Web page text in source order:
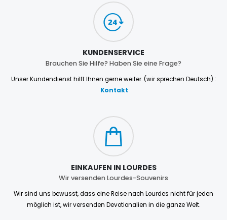
KUNDENSERVICE
Brauchen Sie Hilfe? Haben Sie eine Frage?
Unser Kundendienst hilft Ihnen gerne weiter. (wir sprechen Deutsch) :
Kontakt
EINKAUFEN IN LOURDES
Wir versenden Lourdes-Souvenirs
Wir sind uns bewusst, dass eine Reise nach Lourdes nicht für jeden
möglich ist, wir versenden Devotionalien in die ganze Welt.